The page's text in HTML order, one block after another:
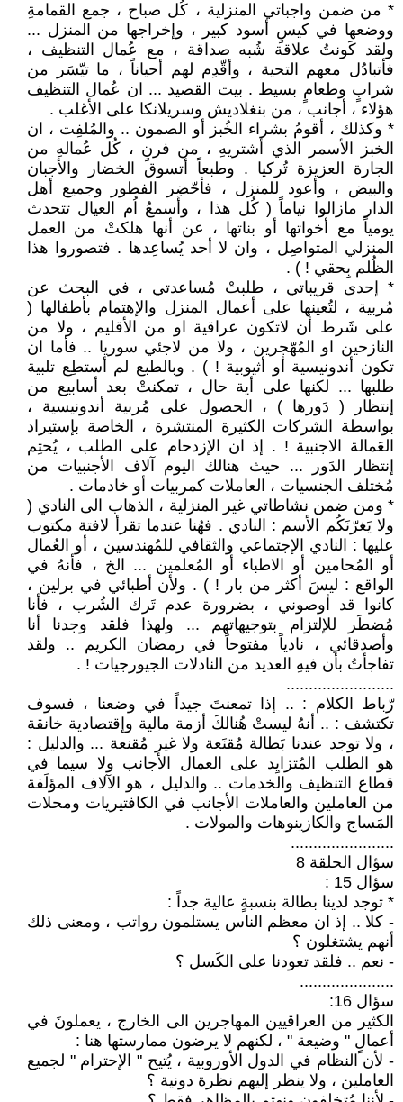
* من ضمن واجباتي المنزلية ، كُل صباح ، جمع القمامةِ
ووضعها في كيسٍ أسود كبير ، وإخراجها من المنزل ...
ولقد كَونتُ علاقة شُبه صداقة ، مع عُمال التنظيف ،
فأتبادُل معهم التحية ، وأقّدِم لهم أحياناً ، ما تيّسَر من
شرابٍ وطعامٍ بسيط . بيت القصيد ... ان عُمال التنظيف
هؤلاء ، أجانب ، من بنغلاديش وسريلانكا على الأغلب .
* وكذلك ، أقومُ بشراء الخُبز أو الصمون .. والمُلفِت ، ان
الخبز الأسمر الذي أشتريهِ ، من فرنٍ ، كُل عُمالهِ من
الجارة العزيزة تُركيا . وطبعاً أتسوق الخضار والأجبان
والبيض ، وأعود للمنزل ، فأحّضِر الفطور وجميع أهل
الدار مازالوا نياماً ( كُل هذا ، وأسمعُ اُم العيال تتحدث
يومياً مع أخواتها أو بناتها ، عن أنها هلكتْ من العمل
المنزلي المتواصِل ، وان لا أحد يُساعِدها . فتصوروا هذا
الظُلم بِحقي ! ) .
* إحدى قريباتي ، طلبتْ مُساعدتي ، في البحث عن
مُربية ، لتُعينها على أعمال المنزل والإهتمام بأطفالها (
على شَرط أن لاتكون عراقية او من الأقليم ، ولا من
النازحين او المُهّجرين ، ولا من لاجئي سوريا .. فأما ان
تكون أندونيسية أو أثيوبية ! ) . وبالطبع لم أستطِع تلبية
طلبها ... لكنها على أية حال ، تمكنتْ بعد أسابيع من
إنتظار ( دَورها ) ، الحصول على مُربية أندونيسية ،
بواسطة الشركات الكثيرة المنتشرة ، الخاصة بإستيراد
العَمالة الاجنبية ! . إذ ان الإزدحام على الطلب ، يُحتِم
إنتظار الدَور ... حيث هنالك اليوم آلاف الأجنبيات من
مُختلف الجنسيات ، العاملات كمربيات أو خادمات .
* ومن ضمن نشاطاتي غير المنزلية ، الذهاب الى النادي (
ولا يَغرّنَكُم الأسم : النادي . فهُنا عندما تقرأ لافتة مكتوب
عليها : النادي الإجتماعي والثقافي للمُهندسين ، أو العُمال
أو المُحامين أو الاطباء أو المُعلمين ... الخ ، فأنهُ في
الواقع : ليسَ أكثر من بار ! ) . ولأن أطبائي في برلين ،
كانوا قد أوصوني ، بضرورة عدم تَرك الشُرب ، فأنا
مُضطَر للإلتزام بتوجيهاتهم ... ولهذا فلقد وجدنا أنا
وأصدقائي ، نادياً مفتوحاً في رمضان الكريم .. ولقد
تفاجأتُ بأن فيهِ العديد من النادلات الجيورجيات ! .
........................
رّباط الكلام : .. إذا تمعنتَ جيداً في وضعنا ، فسوف
تكتشف : .. أنهُ ليستْ هُنالكَ أزمة مالية وإقتصادية خانقة
، ولا توجد عندنا بَطالة مُقنَعة ولا غير مُقنعة ... والدليل :
هو الطلب المُتزايِد على العمال الأجانب ولا سيما في
قطاع التنظيف والخدمات .. والدليل ، هو الآلاف المؤلَفة
من العاملين والعاملات الأجانب في الكافتيريات ومحلات
المَساج والكازينوهات والمولات .
.......................
سؤال الحلقة 8
سؤال 15 :
* توجد لدينا بطالة بنسبةٍ عالية جداً :
- كلا .. إذ ان معظم الناس يستلمون رواتب ، ومعنى ذلك
أنهم يشتغلون ؟
- نعم .. فلقد تعودنا على الكَسل ؟
.....................
سؤال 16:
الكثير من العراقيين المهاجرين الى الخارج ، يعملونَ في
أعمالٍ " وضيعة " ، لكنهم لا يرضون ممارستها هنا :
- لأن النظام في الدول الأوروبية ، يُتيح " الإحترام " لجميع
العاملين ، ولا ينظر إليهم نظرة دونية ؟